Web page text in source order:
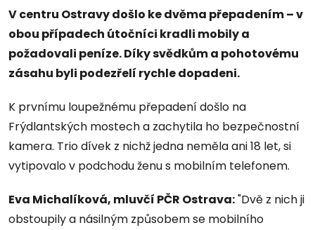
V centru Ostravy došlo ke dvěma přepadením – v
obou případech útočníci kradli mobily a
požadovali peníze. Díky svědkům a pohotovému
zásahu byli podezřelí rychle dopadeni.
K prvnímu loupežnému přepadení došlo na
Frýdlantských mostech a zachytila ho bezpečnostní
kamera. Trio dívek z nichž jedna neměla ani 18 let, si
vytipovalo v podchodu ženu s mobilním telefonem.
Eva Michalíková, mluvčí PČR Ostrava:"Dvě z nich ji
obstoupily a násilným způsobem se mobilního